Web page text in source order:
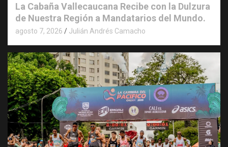
La Cabaña Vallecaucana Recibe con la Dulzura
de Nuestra Región a Mandatarios del Mundo.
agosto 7, 2026 Julián Andrés Camacho